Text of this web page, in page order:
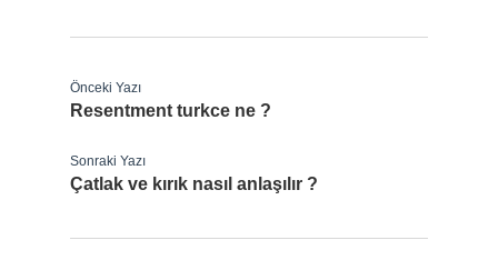
Önceki Yazı
Resentment turkce ne ?
Sonraki Yazı
Çatlak ve kırık nasıl anlaşılır ?